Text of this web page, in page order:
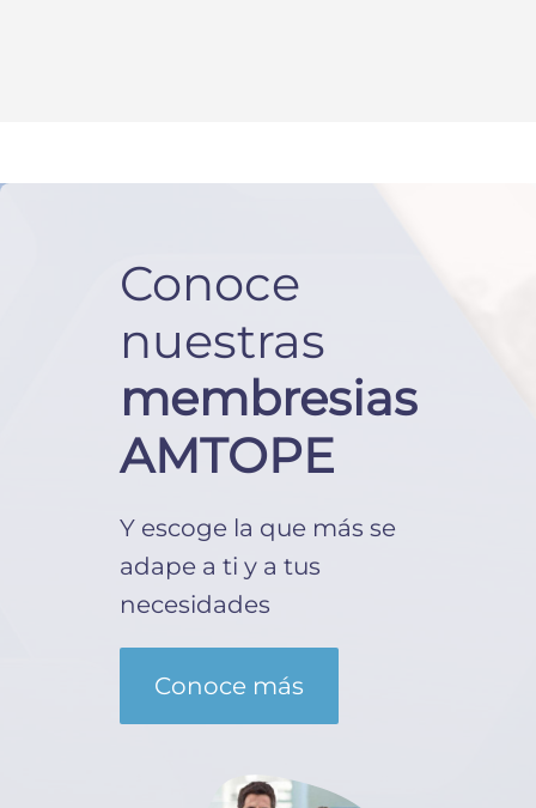
Conoce
nuestras
membresias
AMTOPE
Y escoge la que más se
adape a ti y a tus
necesidades
Conoce más